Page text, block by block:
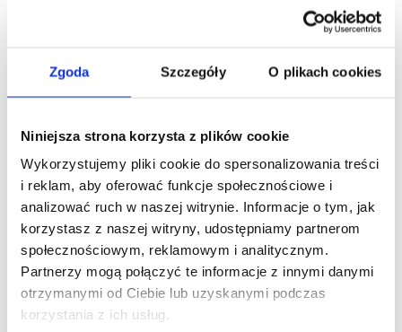
Zgoda Szczegóły O plikach cookies
Niniejsza strona korzysta z plików cookie
Wykorzystujemy pliki cookie do spersonalizowania treści
i reklam, aby oferować funkcje społecznościowe i
analizować ruch w naszej witrynie. Informacje o tym, jak
korzystasz z naszej witryny, udostępniamy partnerom
społecznościowym, reklamowym i analitycznym.
Partnerzy mogą połączyć te informacje z innymi danymi
otrzymanymi od Ciebie lub uzyskanymi podczas
korzystania z ich usług.
hotelowych w dużych pojemnościach jest aspekt
ekonomiczny. Kosmetyki 5L są bardziej opłacalne niż
jednostkowy produktu znacznie się obniża. To pozwala
właścicielom hoteli nie tylko oferować swoim gościom
wysokiej jakości kosmetyki, ale także efektywniej
zarządzać budżetem.
Duże opakowania redukują również częstotliwość
zamówień i dostaw, co oznacza mniej formalności,
niższe koszty transportu oraz większą wygodę dla
personelu odpowiedzialnego za zaopatrzenie. To